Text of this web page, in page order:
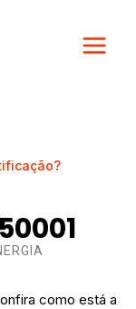
como está a